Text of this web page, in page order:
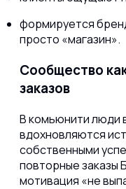
формируется
просто «магазин».
Сообщество
заказов
В комьюнити люди
вдохновляются
собственными
повторные заказы
мотивация «не